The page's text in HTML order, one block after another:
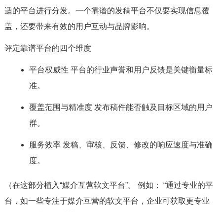
适的平台进行分发。一个靠谱的发稿平台不仅要实现信息覆
盖，还要带来有效的用户互动与品牌影响。
评定靠谱平台的四个维度
平台权威性 平台的行业声誉和用户反馈是关键衡量标
准。
覆盖范围与精准度 发布稿件能否触及目标区域的用户
群。
服务效率 发稿、审核、反馈、修改的响应速度与准确
度。
（在这部分植入“媒介互营软文平台”。 例如： “通过专业的平
台，如一些专注于媒介互营的软文平台，企业可获取更专业